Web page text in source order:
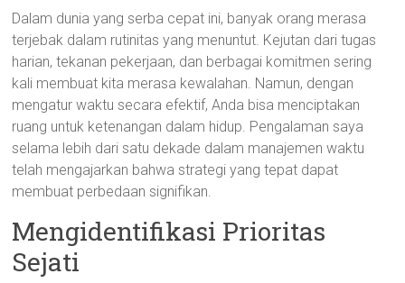
Dalam dunia yang serba cepat ini, banyak orang merasa
terjebak dalam rutinitas yang menuntut. Kejutan dari tugas
harian, tekanan pekerjaan, dan berbagai komitmen sering
kali membuat kita merasa kewalahan. Namun, dengan
mengatur waktu secara efektif, Anda bisa menciptakan
ruang untuk ketenangan dalam hidup. Pengalaman saya
selama lebih dari satu dekade dalam manajemen waktu
telah mengajarkan bahwa strategi yang tepat dapat
membuat perbedaan signifikan.
Mengidentifikasi Prioritas
Sejati